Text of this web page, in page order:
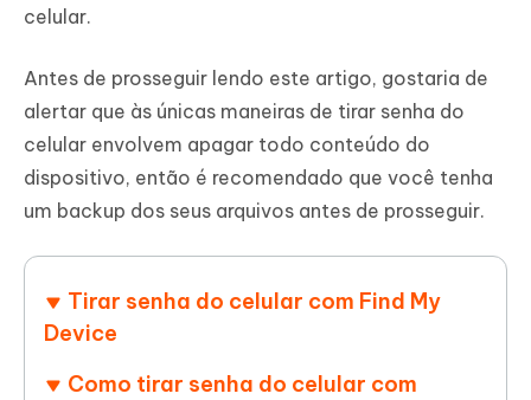
celular.
Antes de prosseguir lendo este artigo, gostaria de
alertar que às únicas maneiras de tirar senha do
celular envolvem apagar todo conteúdo do
dispositivo, então é recomendado que você tenha
um backup dos seus arquivos antes de prosseguir.
Tirar senha do celular com Find My
Device
Como tirar senha do celular com